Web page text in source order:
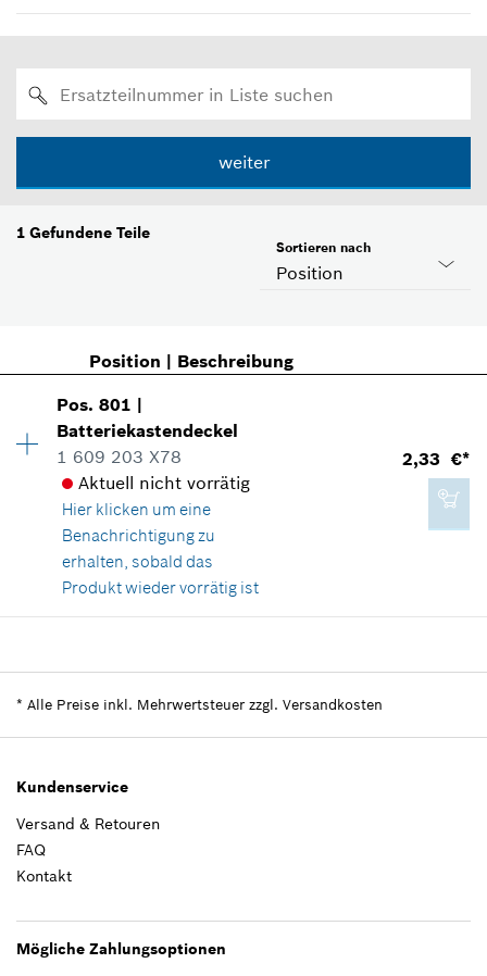
weiter
1 Gefundene Teile
Position
Sortieren nach
Position | Beschreibung
Pos.801 |
Batteriekastendeckel
1 609 203 X78
Aktuell nicht vorrätig
Hier klicken um eine
Benachrichtigung zu
erhalten, sobald das
Produkt wieder vorrätig ist
2,33 €*
Preisgruppe:14
Ersatzteilinformationen
Versandkosten
* Alle Preise inkl. Mehrwertsteuer zzgl. Versandkosten
Kundenservice
Versand & Retouren
FAQ
Kontakt
Mögliche Zahlungsoptionen